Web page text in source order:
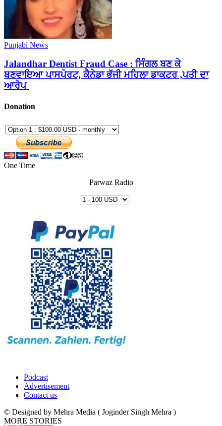
Punjabi News
Jalandhar Dentist Fraud Case : ਸਿੰਗਲ ਬਣ ਕੇ
ਬਣਵਾਇਆ ਪਾਸਪੋਰਟ, ਕੈਨੇਡਾ ਭੱਜੀ ਮਹਿਲਾ ਡਾਕਟਰ ,ਪਤੀ ਦਾ
ਆਰੋਪ
Donation
One Time
Parwaz Radio
Podcast
Advertisement
Contact us
© Designed by Mehra Media ( Joginder Singh Mehra )
MORE STORIES